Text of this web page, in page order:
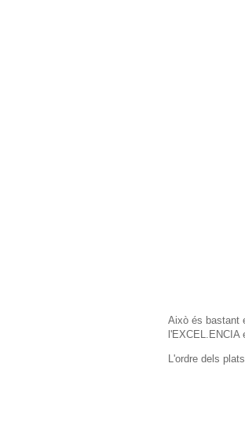
Això és bastant
l'EXCEL.ENCIA
L'ordre dels